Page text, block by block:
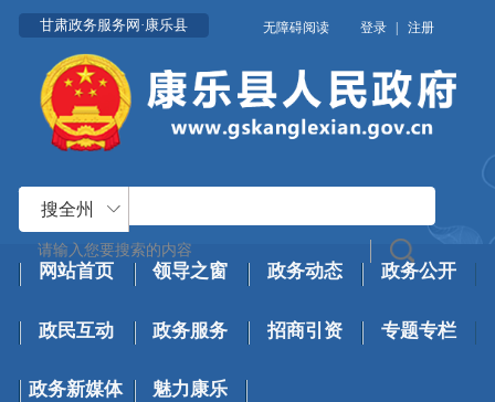
甘肃政务服务网·康乐县 无障碍阅读 登录 | 注册
搜全州
网站首页 领导之窗 政务动态 政务公开
政民互动 政务服务 招商引资 专题专栏
政务新媒体 魅力康乐